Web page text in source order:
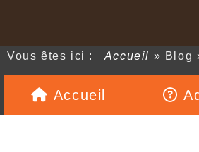
Vous êtes ici : Accueil » Blog
Accueil